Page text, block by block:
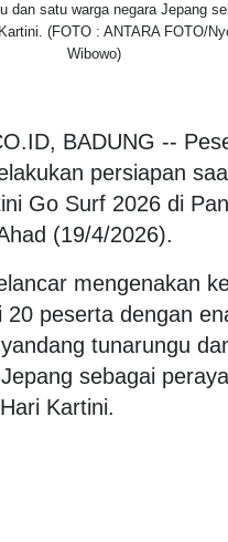
dan satu warga negara Jepang
(FOTO : ANTARA FOTO/
Wibowo)
BADUNG --
persiapan
Go Surf 2026 di
(19/4/2026).
mengenakan
20 peserta dengan
tunarungu
sebagai
Kartini.